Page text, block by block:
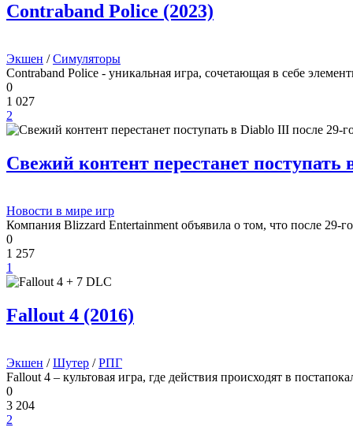
Contraband Police (2023)
Экшен /Симуляторы
Contraband Police - уникальная игра, сочетающая в себе
0
1 027
2
Свежий контент перестанет поступать
Новости в мире игр
Компания Blizzard Entertainment объявила о том, что после 29-
0
1 257
1
Fallout 4 (2016)
Экшен /Шутер /РПГ
Fallout 4 – культовая игра, где действия происходят в
0
3 204
2